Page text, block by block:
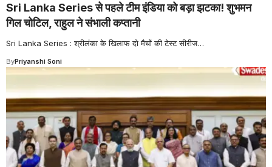
Sri Lanka Series से पहले टीम इंडिया को बड़ा झटका! शुभमन
गिल चोटिल, राहुल ने संभाली कप्तानी
Sri Lanka Series : श्रीलंका के खिलाफ दो मैचों की टेस्ट सीरीज…
ByPriyanshi Soni